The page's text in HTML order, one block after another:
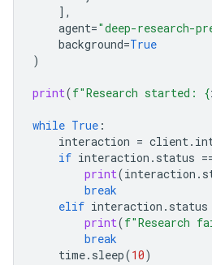
],
agent="deep-research-
background=True
)
print(f"Research started: {
while True :
interaction = client.
if interaction . status
print(interaction .
break
elif interaction . status
print(f"Research
break
time. sleep(10)